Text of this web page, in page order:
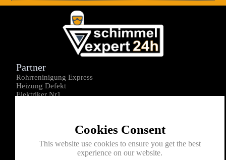
Cookies Consent
This website use cookies to ensure you get the best
experience on our website.
Partner
Rohrreninigung Express
Heizung Defekt
Elektriker Nr1
Kontakt